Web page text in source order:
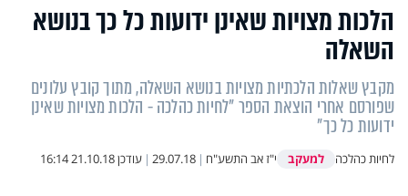
הלכות מצויות שאינן ידועות כל כך בנושא
השאלה
מקבץ שאלות הלכתיות מצויות בנושא השאלה, מתוך קובץ עלונים
שפורסם אחרי הוצאת הספר "לחיות כהלכה - הלכות מצויות שאינן
ידועות כל כך"
לחיות כהלכה למעקב י"ז אב התשע"ח |
29.07.18
| עודכן21.10.18 16:14